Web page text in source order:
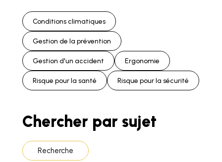
Conditions climatiques
Gestion de la prévention
Gestion d'un accident Ergonomie
Risque pour la santé Risque pour la sécurité
Chercher par sujet
Recherche